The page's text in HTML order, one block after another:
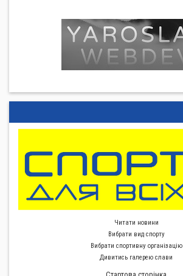
Читати новини
Вибрати вид спорту
Вибрати спортивну органiзацiю
Дивитись галерею слави